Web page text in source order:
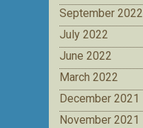
September 2022
July 2022
June 2022
March 2022
December 2021
November 2021